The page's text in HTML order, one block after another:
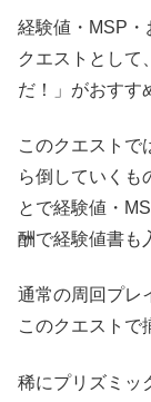
経験値・MSP・
クエストとして
だ！」がおすす
このクエストで
ら倒していくも
とで経験値・
酬で経験値書も
通常の周回プレ
このクエストで
稀にプリズミッ